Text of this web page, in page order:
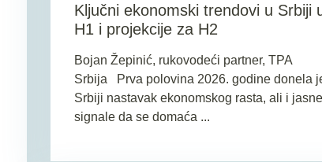
Ključni ekonomski trendovi u Srbiji
H1 i projekcije za H2
Bojan Žepinić, rukovodeći partner, TPA
Srbija Prva polovina 2026. godine donela
Srbiji nastavak ekonomskog rasta, ali i jasne
signale da se domaća ...